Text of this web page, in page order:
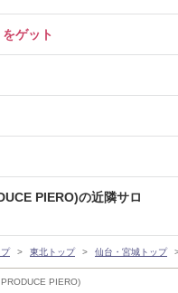
PIERO)
ゲット
PIERO)の近隣サロ
東北トップ 仙台・宮城トップ